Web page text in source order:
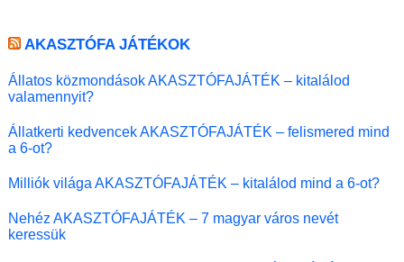
AKASZTÓFA JÁTÉKOK
Állatos közmondások AKASZTÓFAJÁTÉK – kitalálod
valamennyit?
Állatkerti kedvencek AKASZTÓFAJÁTÉK – felismered mind
a 6-ot?
Milliók világa AKASZTÓFAJÁTÉK – kitalálod mind a 6-ot?
Nehéz AKASZTÓFAJÁTÉK – 7 magyar város nevét
keressük